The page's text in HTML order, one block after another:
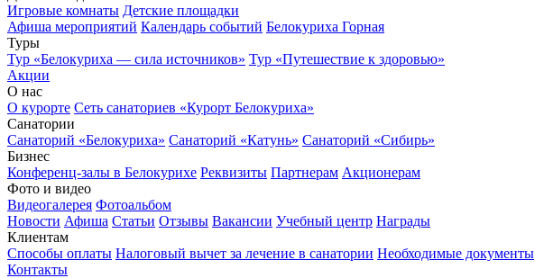
Игровые комнаты Детские площадки
Афиша мероприятий Календарь событий Белокуриха Горная
Туры
Тур «Белокуриха — сила источников» Тур «Путешествие к здоровью»
Акции
О нас
О курорте Сеть санаториев «Курорт Белокуриха»
Санатории
Санаторий «Белокуриха» Санаторий «Катунь» Санаторий «Сибирь»
Бизнес
Конференц-залы в Белокурихе Реквизиты Партнерам Акционерам
Фото и видео
Видеогалерея Фотоальбом
Новости Афиша Статьи Отзывы Вакансии Учебный центр Награды
Клиентам
Способы оплаты Налоговый вычет за лечение в санатории Необходимые документы
Контакты